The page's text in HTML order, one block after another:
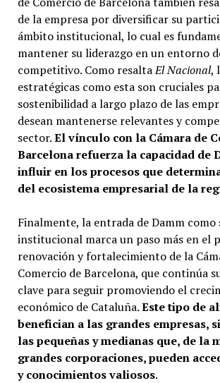
de la empresa por diversificar su
ámbito institucional, lo cual es
mantener su liderazgo en un entorno
competitivo. Como resaltaEl Nacional,
estratégicas como esta son cruciales
sostenibilidad a largo plazo de las
desean mantenerse relevantes y
sector.El vínculo con la Cámara de
Barcelona refuerza la capacidad de
influir en los procesos que
del ecosistema empresarial de la
Finalmente, la entrada de Damm como
institucional marca un paso más en el
renovación y fortalecimiento de la
Comercio de Barcelona, que continúa
clave para seguir promoviendo el
económico de Cataluña.Este tipo de
benefician a las grandes empresas,
las pequeñas y medianas que, de la
grandes corporaciones, pueden
y conocimientos valiosos.